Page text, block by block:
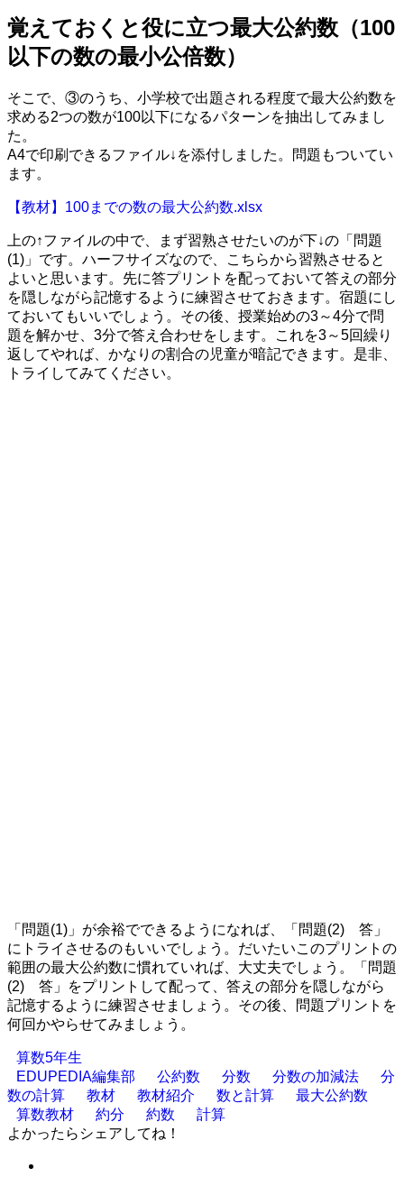
覚えておくと役に立つ最大公約数（100
以下の数の最小公倍数）
そこで、③のうち、小学校で出題される程度で最大公約数を
求める2つの数が100以下になるパターンを抽出してみまし
た。
A4で印刷できるファイル↓を添付しました。問題もついてい
ます。
【教材】100までの数の最大公約数.xlsx
上の↑ファイルの中で、まず習熟させたいのが下↓の「問題
(1)」です。ハーフサイズなので、こちらから習熟させると
よいと思います。先に答プリントを配っておいて答えの部分
を隠しながら記憶するように練習させておきます。宿題にし
ておいてもいいでしょう。その後、授業始めの3～4分で問
題を解かせ、3分で答え合わせをします。これを3～5回繰り
返してやれば、かなりの割合の児童が暗記できます。是非、
トライしてみてください。
「問題(1)」が余裕でできるようになれば、「問題(2) 答」
にトライさせるのもいいでしょう。だいたいこのプリントの
範囲の最大公約数に慣れていれば、大丈夫でしょう。「問題
(2) 答」をプリントして配って、答えの部分を隠しながら
記憶するように練習させましょう。その後、問題プリントを
何回かやらせてみましょう。
算数5年生
EDUPEDIA編集部
公約数 分数 分数の加減法
分
数の計算
教材 教材紹介 数と計算
最大公約数
算数教材
約分 約数
計算
よかったらシェアしてね！